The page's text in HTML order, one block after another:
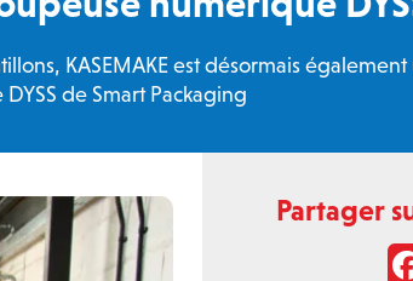
KASEMAKE est désormais
de Smart Packaging
Partager